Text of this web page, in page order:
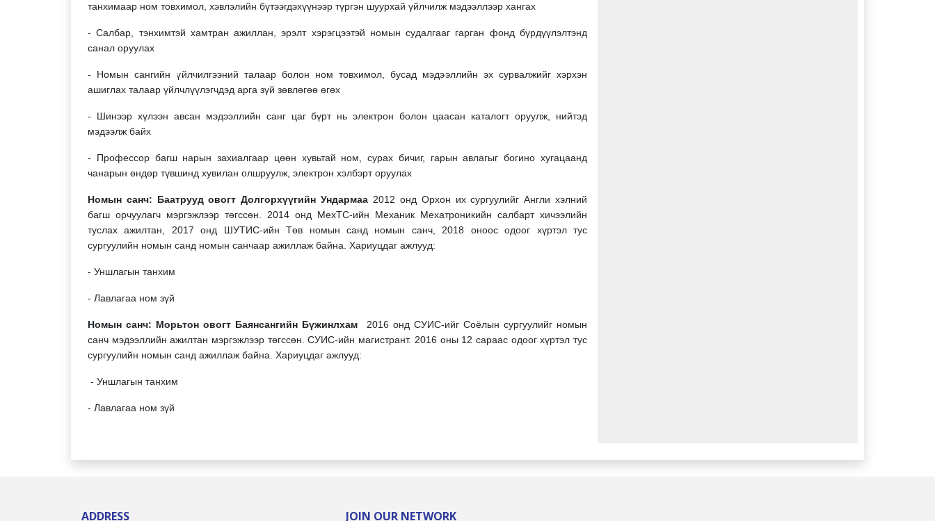
танхимаар ном товхимол, хэвлэлийн бүтээгдэхүүнээр түргэн шуурхай үйлчилж мэдээллээр хангах
- Салбар, тэнхимтэй хамтран ажиллан, эрэлт хэрэгцээтэй номын судалгааг гарган фонд бүрдүүлэлтэнд
санал оруулах
- Номын сангийн үйлчилгээний талаар болон ном товхимол, бусад мэдээллийн эх сурвалжийг хэрхэн
ашиглах талаар үйлчлүүлэгчдэд арга зүй зөвлөгөө өгөх
- Шинээр хүлээн авсан мэдээллийн санг цаг бүрт нь электрон болон цаасан каталогт оруулж, нийтэд
мэдээлж байх
- Профессор багш нарын захиалгаар цөөн хувьтай ном, сурах бичиг, гарын авлагыг богино хугацаанд
чанарын өндөр түвшинд хувилан олшруулж, электрон хэлбэрт оруулах
Номын санч: Баатрууд овогт Долгорхүүгийн Ундармаа 2012 онд Орхон их сургуулийг Англи хэлний
багш орчуулагч мэргэжлээр төгссөн. 2014 онд МехТС-ийн Механик Мехатроникийн салбарт хичээлийн
туслах ажилтан, 2017 онд ШУТИС-ийн Төв номын санд номын санч, 2018 оноос одоог хүртэл тус
сургуулийн номын санд номын санчаар ажиллаж байна. Хариуцдаг ажлууд:
- Уншлагын танхим
- Лавлагаа ном зүй
Номын санч: Морьтон овогт Баянсангийн Бүжинлхам
2016 онд СУИС-ийг Соёлын сургуулийг номын
санч мэдээллийн ажилтан мэргэжлээр төгссөн. СУИС-ийн магистрант. 2016 оны 12 сараас одоог хүртэл тус
сургуулийн номын санд ажиллаж байна. Хариуцдаг ажлууд:
- Уншлагын танхим
- Лавлагаа ном зүй
ADDRESS JOIN OUR NETWORK